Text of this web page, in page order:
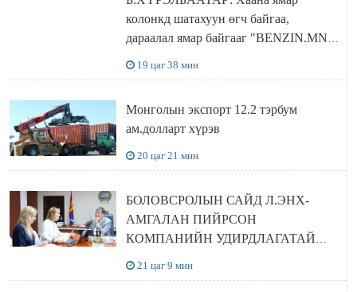
колонкд шатахуун өгч байгаа,
дараалал ямар байгааг "BENZIN.MN”
19 цаг 38 мин
Монголын экспорт 12.2 тэрбум
ам.долларт хүрэв
20 цаг 21 мин
БОЛОВСРОЛЫН САЙД Л.ЭНХ-
АМГАЛАН ПИЙРСОН
КОМПАНИЙН УДИРДЛАГАТАЙ
21 цаг 9 мин